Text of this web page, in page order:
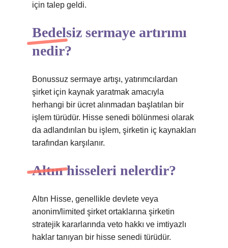
için talep geldi.
Bedelsiz sermaye artırımı
nedir?
Bonussuz sermaye artışı, yatırımcılardan
şirket için kaynak yaratmak amacıyla
herhangi bir ücret alınmadan başlatılan bir
işlem türüdür. Hisse senedi bölünmesi olarak
da adlandırılan bu işlem, şirketin iç kaynakları
tarafından karşılanır.
Altın hisseleri nelerdir?
Altın Hisse, genellikle devlete veya
anonim/limited şirket ortaklarına şirketin
stratejik kararlarında veto hakkı ve imtiyazlı
haklar tanıyan bir hisse senedi türüdür.